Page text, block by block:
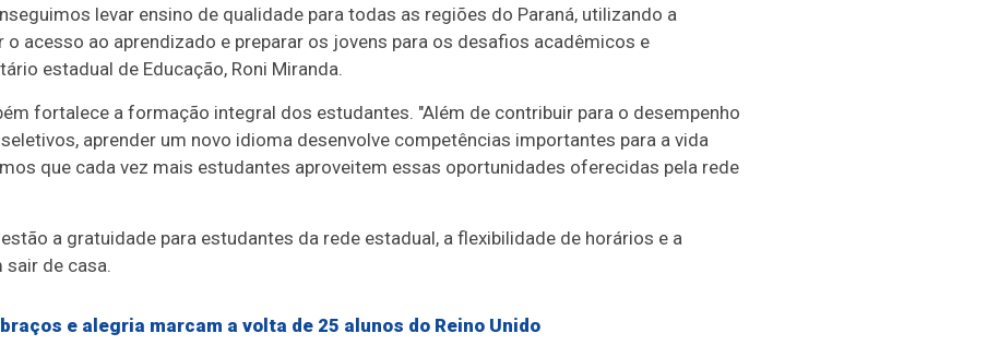
levar ensino de qualidade para todas as regiões do Paraná, utilizando a
acesso ao aprendizado e preparar os jovens para os desafios acadêmicos e
estadual de Educação, Roni Miranda.
fortalece a formação integral dos estudantes. "Além de contribuir para o desempenho
aprender um novo idioma desenvolve competências importantes para a vida
que cada vez mais estudantes aproveitem essas oportunidades oferecidas pela rede
a gratuidade para estudantes da rede estadual, a flexibilidade de horários e a
de casa.
e alegria marcam a volta de 25 alunos do Reino Unido